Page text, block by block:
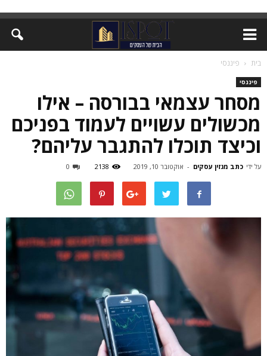
בית פיננסי
פיננסי
מסחר עצמאי בבורסה – אילו
מכשולים עשויים לעמוד בפניכם
וכיצד תוכלו להתגבר עליהם?
על ידי כתב מגזין עסקים - אוקטובר 10, 2019 2138
0